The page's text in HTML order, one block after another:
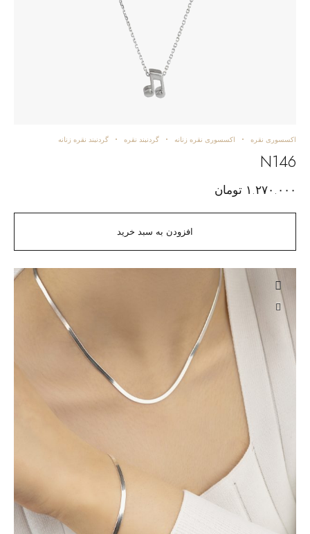
افزودن به سبد خرید
اکسسوری نقره اکسسوری نقره زنانه گردنبند نقره گردنبند نقره زنانه
N146
۱.۲۷۰.۰۰۰ تومان